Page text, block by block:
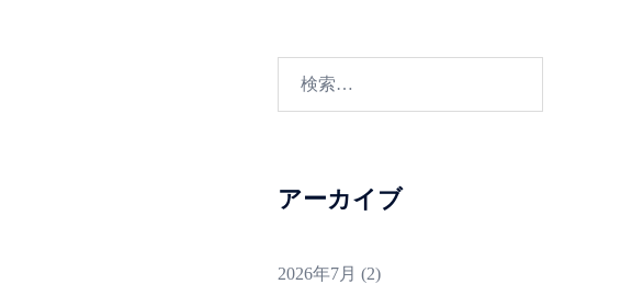
アーカイブ
2026年7月 (2)